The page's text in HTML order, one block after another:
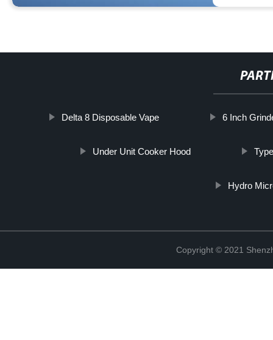
Delta 8 Disposable Vape 6 Inch
Under Unit Cooker Hood
Hydro
Copyright © 2021